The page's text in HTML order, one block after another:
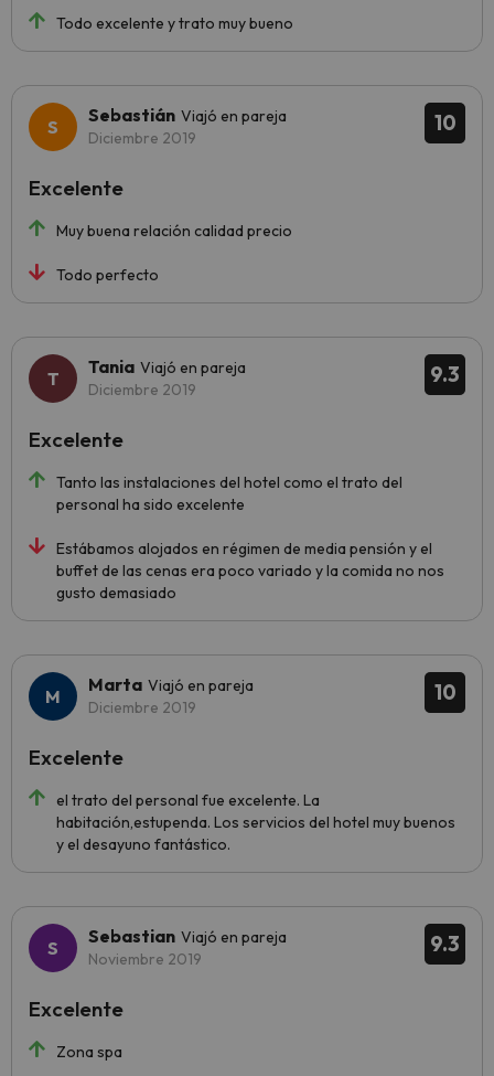
Todo excelente y trato muy bueno
10
Sebastián Viajó en pareja
Diciembre 2019
Muy buena relación calidad precio
Todo perfecto
Excelente
9.3
Tania Viajó en pareja
Diciembre 2019
Tanto las instalaciones del hotel como el trato del
personal ha sido excelente
Estábamos alojados en régimen de media pensión y el
buffet de las cenas era poco variado y la comida no nos
gusto demasiado
Excelente
10
Marta Viajó en pareja
Diciembre 2019
el trato del personal fue excelente. La
habitación,estupenda. Los servicios del hotel muy buenos
y el desayuno fantástico.
Excelente
9.3
Sebastian Viajó en pareja
Noviembre 2019
Zona spa
Excelente